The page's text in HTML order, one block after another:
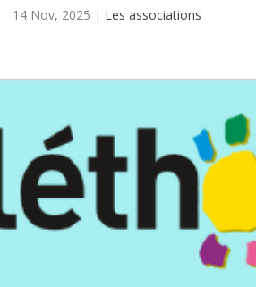
14 Nov, 2025 | Les associations